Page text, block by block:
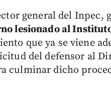
general del Inpec,
lesionado al
que ya se viene
del defensor al
culminar dicho